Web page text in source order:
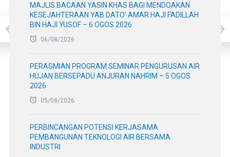
MAJLIS BACAAN YASIN KHAS BAGI MENDOAKAN
KESEJAHTERAAN YAB DATO’ AMAR HAJI FADILLAH
BIN HAJI YUSOF – 6 OGOS 2026
06/08/2026
PERASMIAN PROGRAM SEMINAR PENGURUSAN AIR
HUJAN BERSEPADU ANJURAN NAHRIM – 5 OGOS
2026
05/08/2026
PERBINCANGAN POTENSI KERJASAMA
PEMBANGUNAN TEKNOLOGI AIR BERSAMA
INDUSTRI